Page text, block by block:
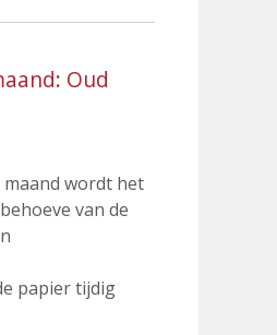
Oud
maand wordt het
van de
papier tijdig